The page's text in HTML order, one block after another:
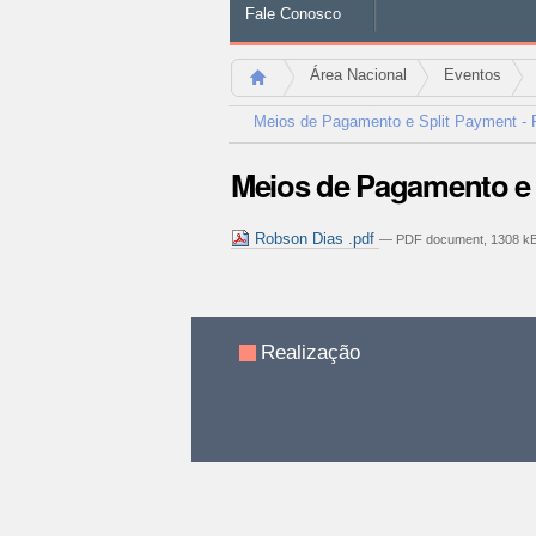
Fale Conosco
Área Nacional Eventos
Meios de Pagamento e Split Payment -
Meios de Pagamento
Robson Dias .pdf — PDF document, 1308
documento
Realização